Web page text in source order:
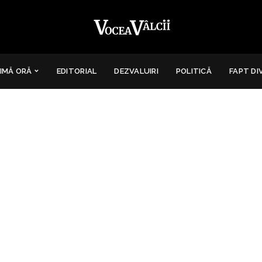
ORĂ EDITORIAL DEZVALUIRI POLITICĂ FAPT